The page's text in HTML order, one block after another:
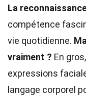
La
compétence
vie quotidienne.
vraiment ? En
expressions
langage corporel